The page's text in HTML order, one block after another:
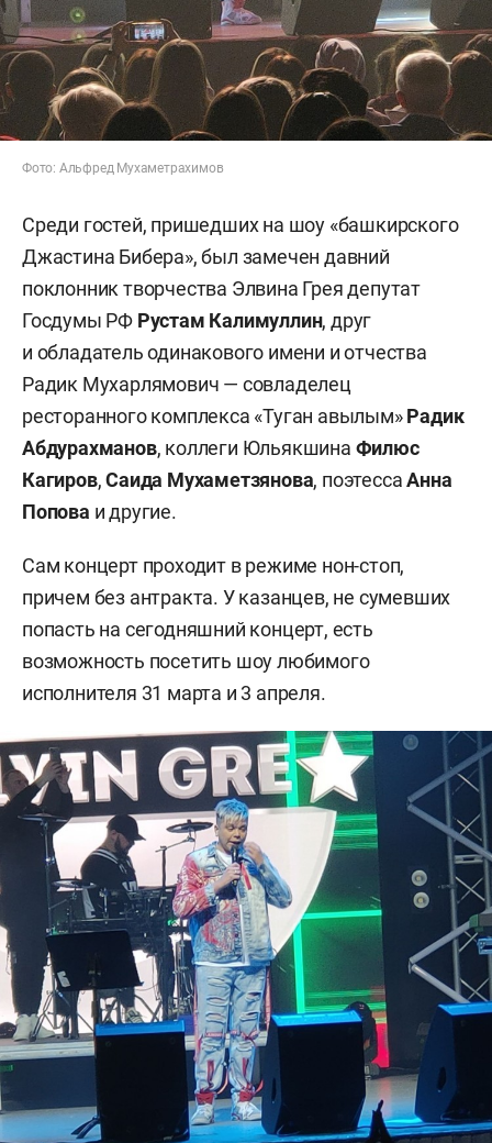
Фото: Альфред Мухаметрахимов
Среди гостей, пришедших на шоу «башкирского
Джастина Бибера», был замечен давний
поклонник творчества Элвина Грея депутат
Госдумы РФ Рустам Калимуллин, друг
и обладатель одинакового имени и отчества
Радик Мухарлямович — совладелец
ресторанного комплекса «Туган авылым»Радик
Абдурахманов, коллеги Юльякшина Филюс
Кагиров,Саида Мухаметзянова, поэтессаАнна
Попова и другие.
Сам концерт проходит в режиме нон-стоп,
причем без антракта. У казанцев, не сумевших
попасть на сегодняшний концерт, есть
возможность посетить шоу любимого
исполнителя 31 марта и 3 апреля.